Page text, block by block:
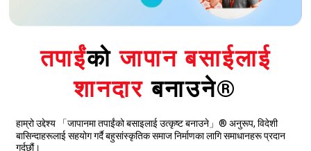
तपाईंकोजापान बसाईलाई
शानदारबनाउने®
हाम्रो उद्देश्य 「जापानमा तपाईंको बसाइलाई उत्कृष्ट बनाउने」® अनुरूप, विदेशी
बासिन्दाहरूलाई सहयोग गर्दै बहुसांस्कृतिक समाज निर्माणका लागि समाधानहरू प्रदान
गर्दछौं।